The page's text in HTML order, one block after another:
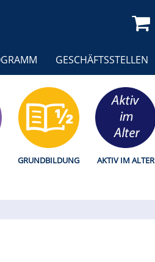
GESCHÄFTSSTELLEN
GRUNDBILDUNG AKTIV IM ALTER